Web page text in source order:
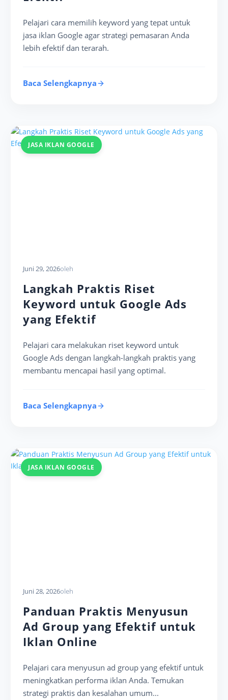
Pelajari cara memilih keyword yang tepat untuk
jasa iklan Google agar strategi pemasaran Anda
lebih efektif dan terarah.
Baca Selengkapnya
JASA IKLAN GOOGLE
Juni 29, 2026oleh
Langkah Praktis Riset
Keyword untuk Google Ads
yang Efektif
Pelajari cara melakukan riset keyword untuk
Google Ads dengan langkah-langkah praktis yang
membantu mencapai hasil yang optimal.
Baca Selengkapnya
JASA IKLAN GOOGLE
Juni 28, 2026oleh
Panduan Praktis Menyusun
Ad Group yang Efektif untuk
Iklan Online
Pelajari cara menyusun ad group yang efektif untuk
meningkatkan performa iklan Anda. Temukan
strategi praktis dan kesalahan umum...